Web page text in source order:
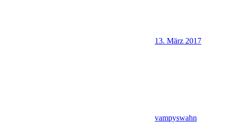
13. März 2017
vampyswahn